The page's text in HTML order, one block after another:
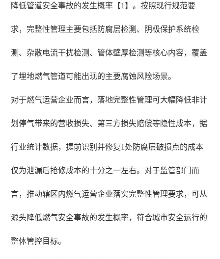
降低管道安全事故的发生概率【1】。按照现行规范要
求，完整性管理主要包括防腐层检测、阴极保护系统检
测、杂散电流干扰检测、管体壁厚检测等核心内容，覆盖
了埋地燃气管道可能出现的主要腐蚀风险场景。
对于燃气运营企业而言，落地完整性管理可大幅降低非计
划停气带来的营收损失、第三方损失赔偿等隐性成本，据
行业统计数据，提前识别并修复1处防腐层破损点的成本
仅为泄漏后抢修成本的十分之一左右。对于监管部门而
言，推动辖区内燃气运营企业落实完整性管理要求，可从
源头降低燃气安全事故的发生概率，符合城市安全运行的
整体管控目标。